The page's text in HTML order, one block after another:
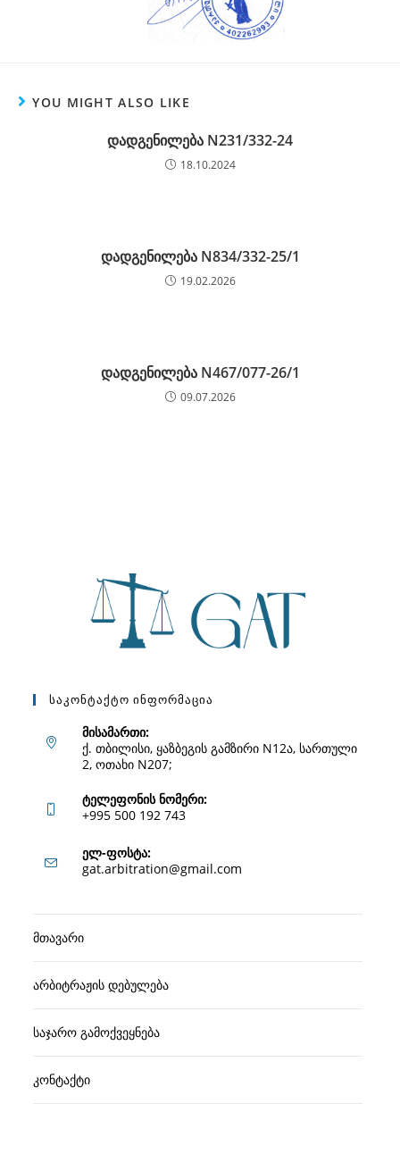
YOU MIGHT ALSO LIKE
დადგენილება N231/332-24
18.10.2024
დადგენილება N834/332-25/1
19.02.2026
დადგენილება N467/077-26/1
09.07.2026
Საკონტაქტო Ინფორმაცია
მისამართი:
ქ. თბილისი, ყაზბეგის გამზირი N12ა, სართული
2, ოთახი N207;
ტელეფონის ნომერი:
+995 500 192 743
in
application
ელ-ფოსტა:
gat.arbitration@gmail.com
მთავარი
არბიტრაჟის დებულება
საჯარო გამოქვეყნება
კონტაქტი